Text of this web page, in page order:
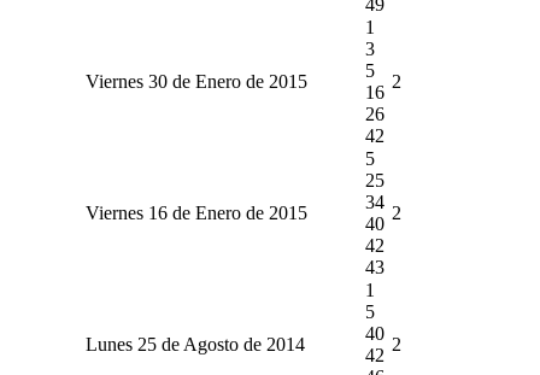
Viernes 30 de Enero de 2015
1
3
5
16
26
42
2
Viernes 16 de Enero de 2015
5
25
34
40
42
43
2
Lunes 25 de Agosto de 2014
1
5
40
42
2